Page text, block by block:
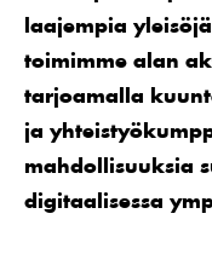
laajempia
toimimme alan
tarjoamalla
ja
mahdollisuuksia
digitaalisessa